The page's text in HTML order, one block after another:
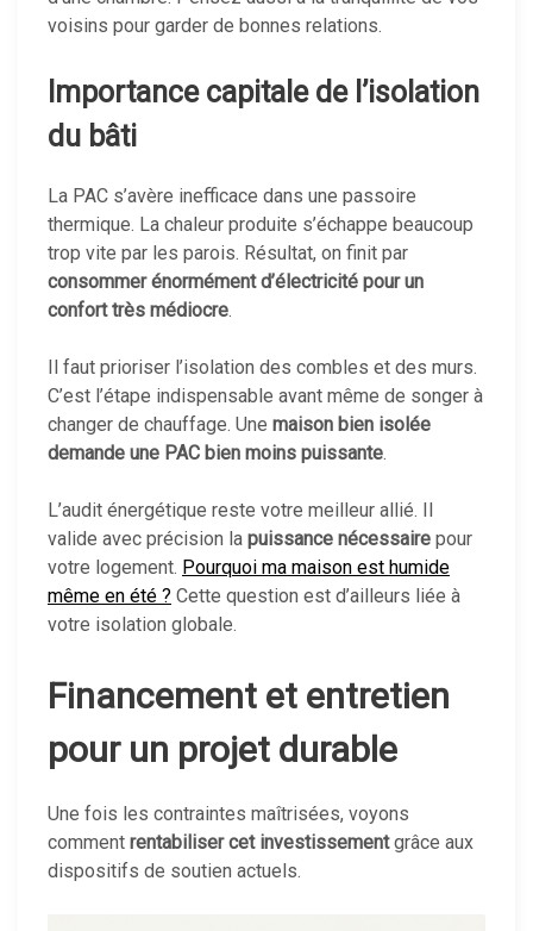
voisins pour garder de bonnes relations.
Importance capitale de l’isolation
du bâti
La PAC s’avère inefficace dans une passoire
thermique. La chaleur produite s’échappe beaucoup
trop vite par les parois. Résultat, on finit par
consommer énormément d’électricité pour un
confort très médiocre.
Il faut prioriser l’isolation des combles et des murs.
C’est l’étape indispensable avant même de songer à
changer de chauffage. Une maison bien isolée
demande une PAC bien moins puissante.
L’audit énergétique reste votre meilleur allié. Il
valide avec précision la puissance nécessaire pour
votre logement. Pourquoi ma maison est humide
même en été ? Cette question est d’ailleurs liée à
votre isolation globale.
Financement et entretien
pour un projet durable
Une fois les contraintes maîtrisées, voyons
comment rentabiliser cet investissementgrâce aux
dispositifs de soutien actuels.